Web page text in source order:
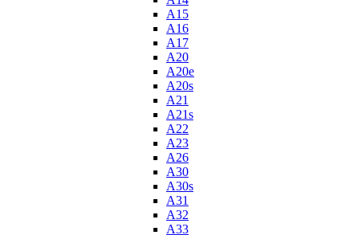
A15
A16
A17
A20
A20e
A20s
A21
A21s
A22
A23
A26
A30
A30s
A31
A32
A33